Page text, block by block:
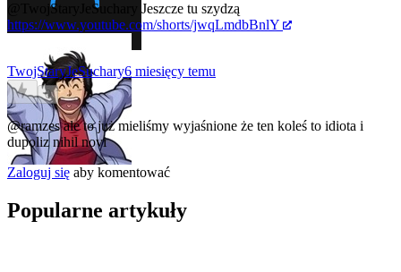
@TwojStaryJeSuchary
Jeszcze tu szydzą
https://www.youtube.com/shorts/jwqLmdbBnlY
TwojStaryJeSuchary6 miesięcy temu
0
@ramzesale to już mieliśmy wyjaśnione że ten koleś to idiota i
dupoliznihil novi
Zaloguj się aby komentować
Popularne artykuły